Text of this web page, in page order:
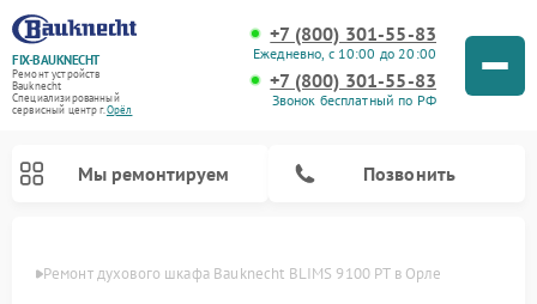
FIX-BAUKNECHT
Ремонт устройств
Bauknecht
Специализированный
cервисный центр г.Орёл
+7 (800) 301-55-83
Ежедневно, с 10:00 до 20:00
+7 (800) 301-55-83
Звонок бесплатный по РФ
Мы ремонтируем Позвонить
Ремонт духового шкафа Bauknecht BLIMS 9100 PT в Орле